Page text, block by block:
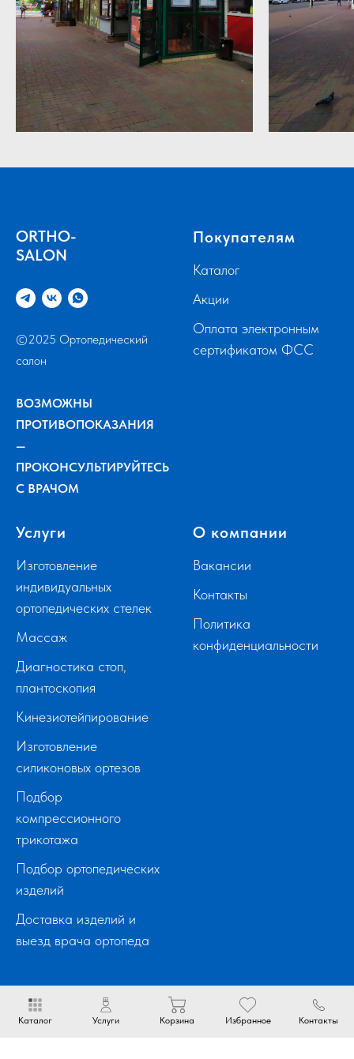
Каталог Услуги Корзина Избранное Контакты
ORTHO-
SALON
©2025 Ортопедический
салон
ВОЗМОЖНЫ
ПРОТИВОПОКАЗАНИЯ
—
ПРОКОНСУЛЬТИРУЙТЕСЬ
С ВРАЧОМ
Покупателям
Каталог
Акции
Оплата электронным
сертификатом ФСС
Услуги
Изготовление
индивидуальных
ортопедических стелек
Массаж
Диагностика стоп,
плантоскопия
Кинезиотейпирование
Изготовление
силиконовых ортезов
Подбор
компрессионного
трикотажа
Подбор ортопедических
изделий
Доставка изделий и
выезд врача ортопеда
О компании
Вакансии
Контакты
Политика
конфиденциальности